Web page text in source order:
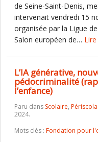
de Seine-Saint-Denis,
intervenait vendredi 15
organisée par la Ligue
Salon européen de…
L’IA générative,
pédocriminalité
l’enfance)
Paru dans Scolaire,
2024.
Mots clés : Fondation pour